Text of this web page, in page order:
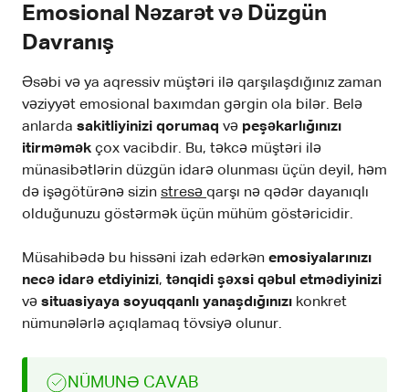
Emosional Nəzarət və Düzgün
Davranış
Əsəbi və ya aqressiv müştəri ilə qarşılaşdığınız zaman
vəziyyət emosional baxımdan gərgin ola bilər. Belə
anlarda sakitliyinizi qorumaq və peşəkarlığınızı
itirməmək çox vacibdir. Bu, təkcə müştəri ilə
münasibətlərin düzgün idarə olunması üçün deyil, həm
də işəgötürənə sizin stresə qarşı nə qədər dayanıqlı
olduğunuzu göstərmək üçün mühüm göstəricidir.
Müsahibədə bu hissəni izah edərkən emosiyalarınızı
necə idarə etdiyinizi, tənqidi şəxsi qəbul etmədiyinizi
və situasiyaya soyuqqanlı yanaşdığınızı konkret
nümunələrlə açıqlamaq tövsiyə olunur.
NÜMUNƏ CAVAB